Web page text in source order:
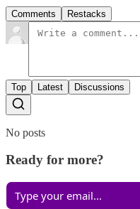
Comments Restacks
Top Latest Discussions
No posts
Ready for more?